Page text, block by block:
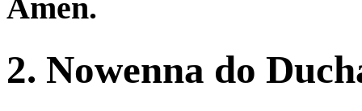
Amen.
2. Nowenna do